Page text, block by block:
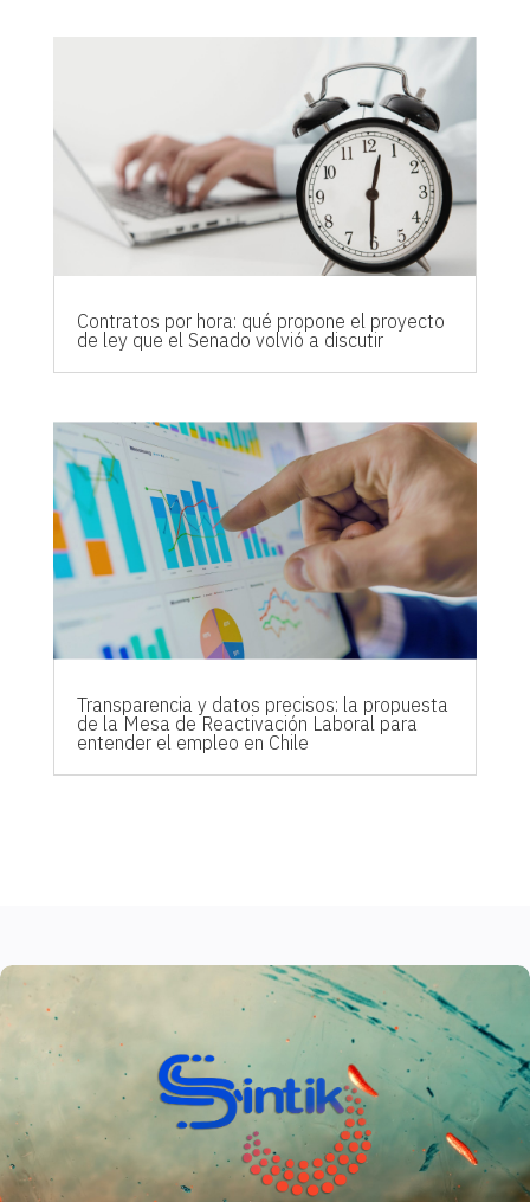
Contratos por hora: qué propone el proyecto
de ley que el Senado volvió a discutir
Transparencia y datos precisos: la propuesta
de la Mesa de Reactivación Laboral para
entender el empleo en Chile